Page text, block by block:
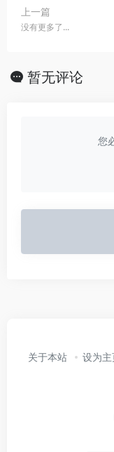
上一篇
没有更多了...
暂无评论
您
关于本站 设为主